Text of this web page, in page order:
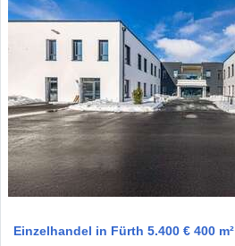
Einzelhandel in Fürth 5.400 € 400 m²